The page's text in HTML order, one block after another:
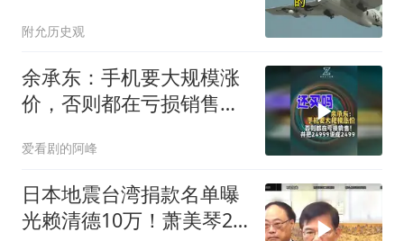
附允历史观
余承东：手机要大规模涨
价，否则都在亏损销售！
爱看剧的阿峰
日本地震台湾捐款名单曝
光赖清德10万！萧美琴20